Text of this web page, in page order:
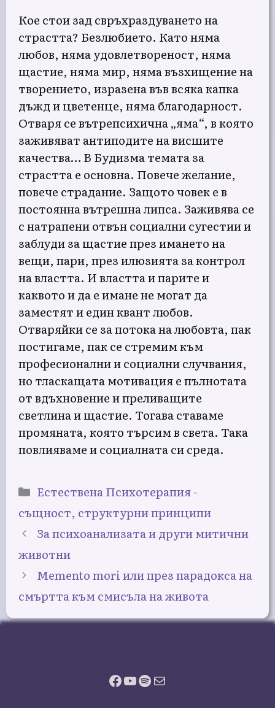
Кое стои зад свръхраздуването на
страстта? Безлюбието. Като няма
любов, няма удовлетвореност, няма
щастие, няма мир, няма възхищение на
творението, изразена във всяка капка
дъжд и цветенце, няма благодарност.
Отваря се вътрепсихична „яма“, в която
заживяват антиподите на висшите
качества… В Будизма темата за
страстта е основна. Повече желание,
повече страдание. Защото човек е в
постоянна вътрешна липса. Заживява се
с натрапени отвън социални сугестии и
заблуди за щастие през имането на
вещи, пари, през илюзията за контрол
на властта. И властта и парите и
каквото и да е имане не могат да
заместят и един квант любов.
Отваряйки се за потока на любовта, пак
постигаме, пак се стремим към
професионални и социални случвания,
но тласкащата мотивация е пълнотата
от вдъхновение и преливащите
светлина и щастие. Тогава ставаме
промяната, която търсим в света. Така
повлияваме и социалната си среда.
Категории
Естествена Психотерапия -
същност, структурни принципи
За психоанализата и други митични
животни
Memento mori или през парадокса на
смъртта към смисъла на живота
Facebook
YouTube
Spotify
Имейл